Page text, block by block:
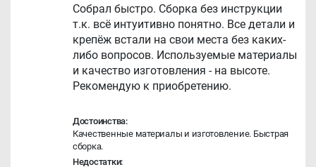
Собрал быстро. Сборка без инструкции
т.к. всё интуитивно понятно. Все детали и
крепёж встали на свои места без каких-
либо вопросов. Используемые материалы
и качество изготовления - на высоте.
Рекомендую к приобретению.
Достоинства:
Качественные материалы и изготовление. Быстрая
сборка.
Недостатки: